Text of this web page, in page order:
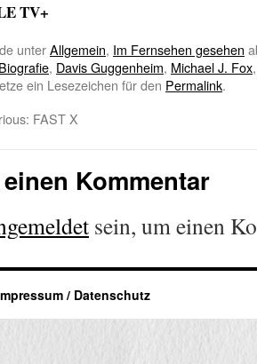
TV+
unterAllgemein, Im Fernsehen gesehen
Biografie, Davis Guggenheim, Michael J. Fox
ein Lesezeichen für den Permalink.
FAST X
Kommentar
sein, um einen
/ Datenschutz